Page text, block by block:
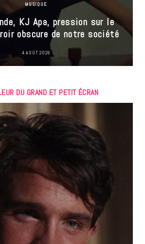
MUSIQUE
KJ Apa, pression sur le
obscure de notre société
4 AOÛT 2026
DU GRAND ET PETIT ÉCRAN